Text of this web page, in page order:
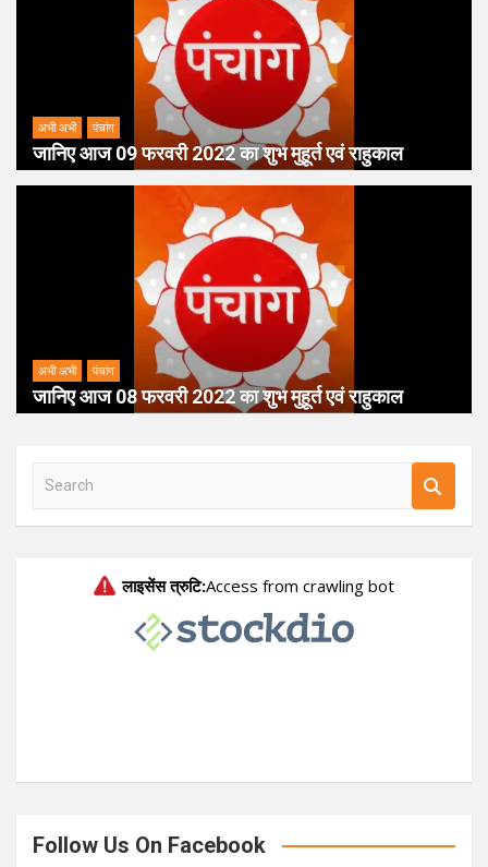
अभी अभी पंचांग
जानिए आज 09 फरवरी 2022 का शुभ मुहूर्त एवं राहुकाल
अभी अभी पंचांग
जानिए आज 08 फरवरी 2022 का शुभ मुहूर्त एवं राहुकाल
a
Follow Us On Facebook